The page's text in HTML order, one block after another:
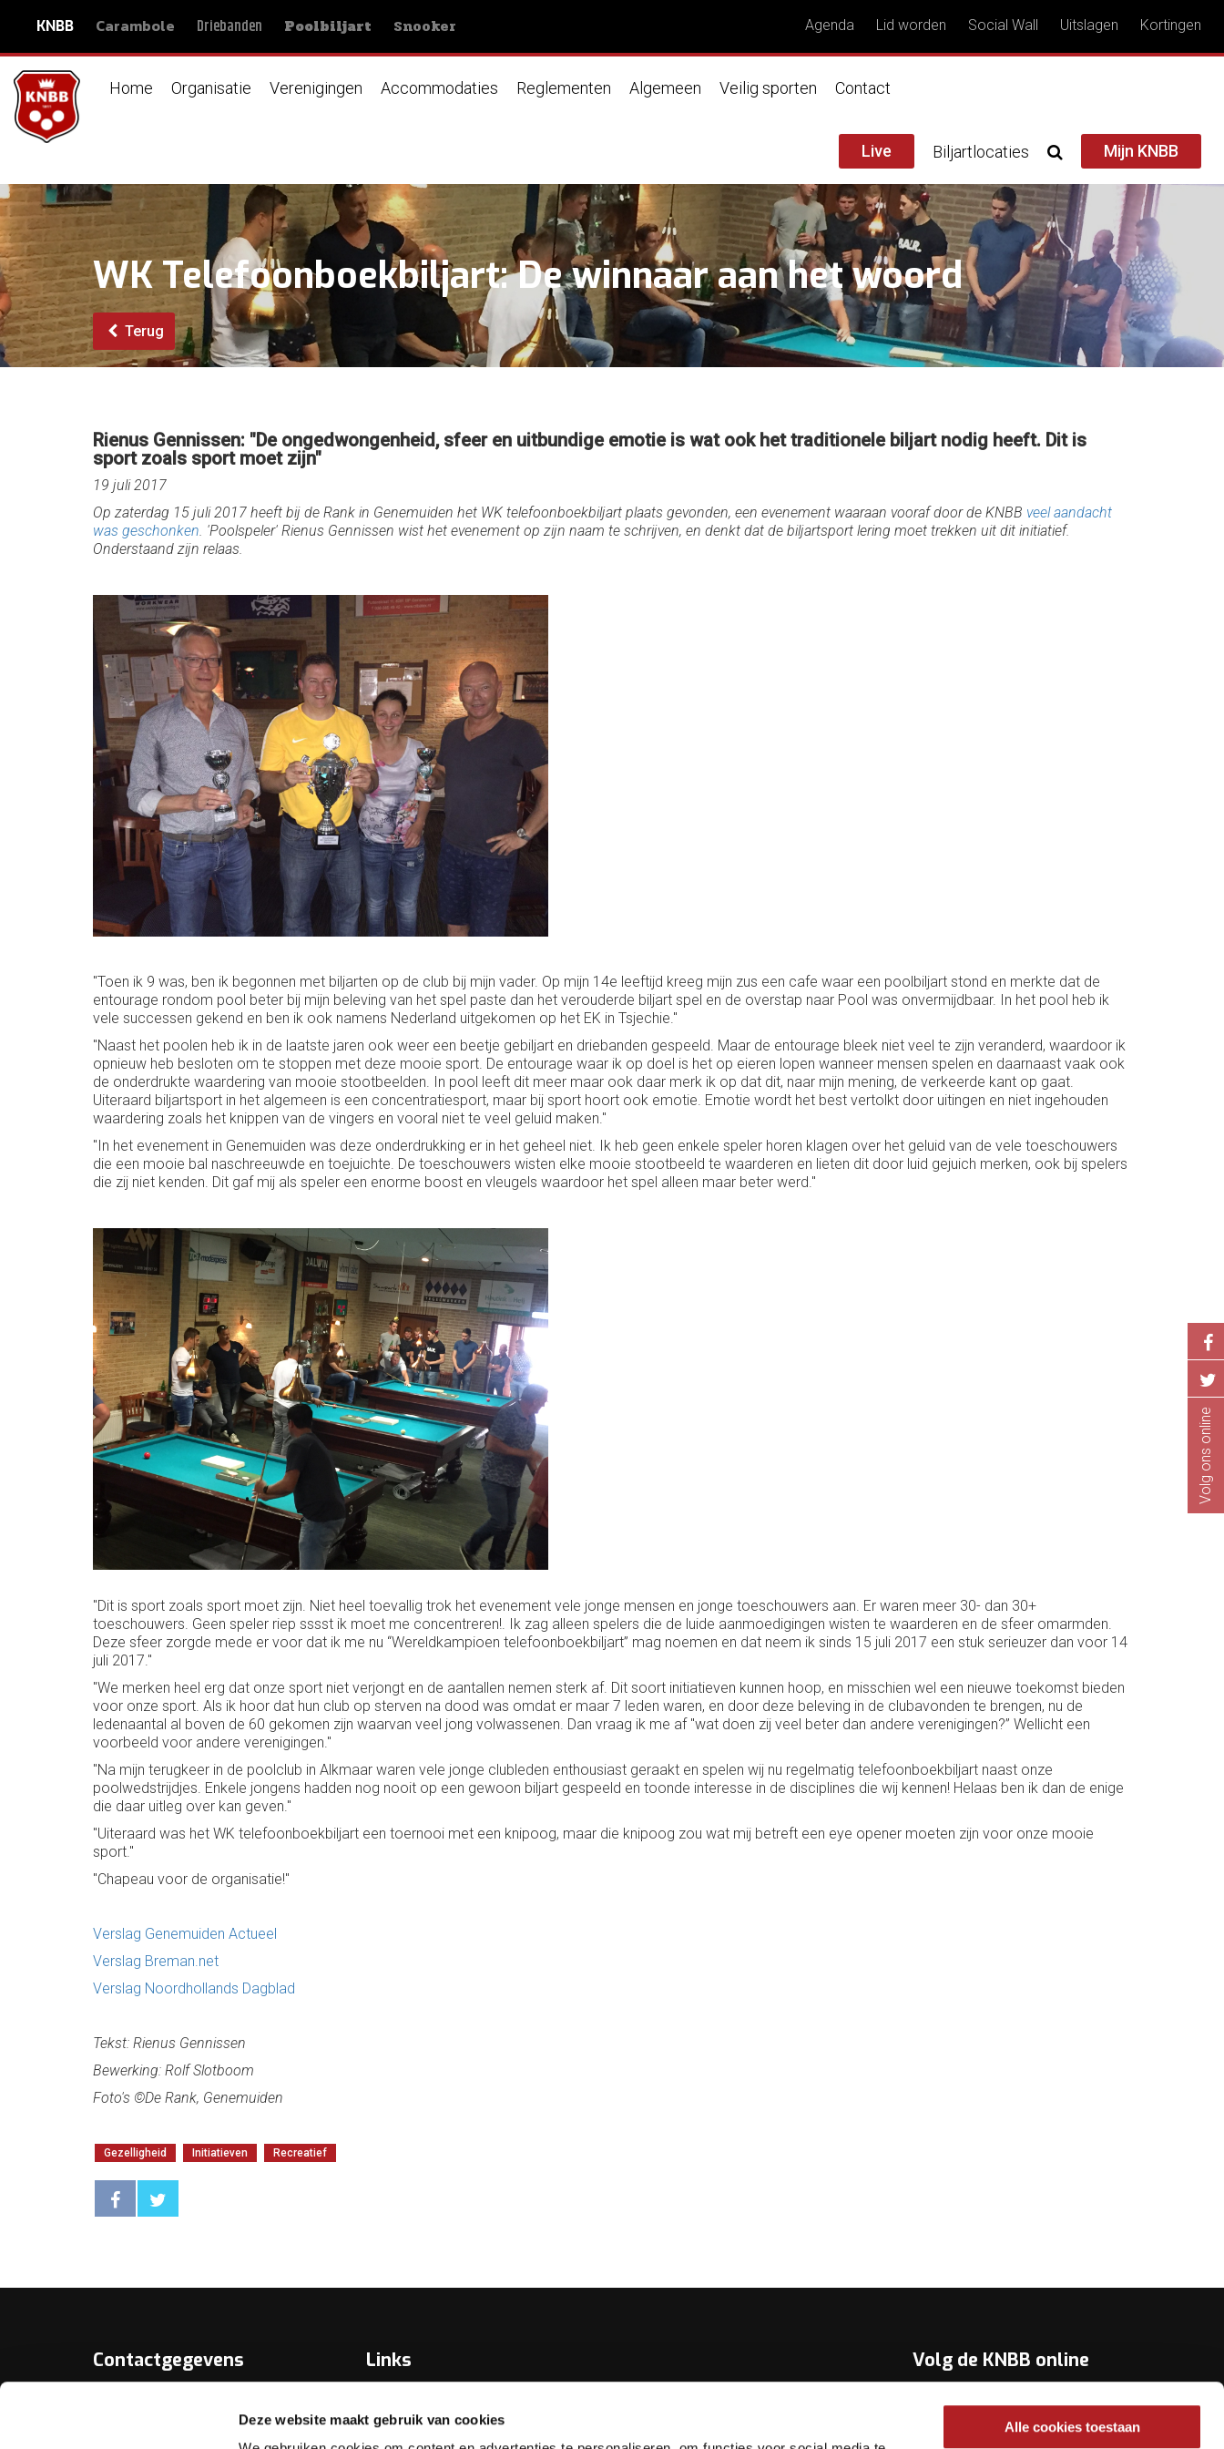
Deze website maakt gebruik van cookies
Alle cookies toestaan
KNBB Carambole Driebanden Poolbiljart Snooker Agenda Lid worden Social Wall Uitslagen Kortingen
Home Organisatie Verenigingen Accommodaties Reglementen Algemeen Veilig sporten Contact
Live Biljartlocaties Mijn KNBB
WK Telefoonboekbiljart: De winnaar aan het woord
Terug
Rienus Gennissen: "De ongedwongenheid, sfeer en uitbundige emotie is wat ook het traditionele biljart nodig heeft. Dit is
sport zoals sport moet zijn"
19 juli 2017
Op zaterdag 15 juli 2017 heeft bij de Rank in Genemuiden het WK telefoonboekbiljart plaats gevonden, een evenement waaraan vooraf door de KNBB veel aandacht
was geschonken. 'Poolspeler' Rienus Gennissen wist het evenement op zijn naam te schrijven, en denkt dat de biljartsport lering moet trekken uit dit initiatief.
Onderstaand zijn relaas.
"Toen ik 9 was, ben ik begonnen met biljarten op de club bij mijn vader. Op mijn 14e leeftijd kreeg mijn zus een cafe waar een poolbiljart stond en merkte dat de
entourage rondom pool beter bij mijn beleving van het spel paste dan het verouderde biljart spel en de overstap naar Pool was onvermijdbaar. In het pool heb ik
vele successen gekend en ben ik ook namens Nederland uitgekomen op het EK in Tsjechie."
"Naast het poolen heb ik in de laatste jaren ook weer een beetje gebiljart en driebanden gespeeld. Maar de entourage bleek niet veel te zijn veranderd, waardoor ik
opnieuw heb besloten om te stoppen met deze mooie sport. De entourage waar ik op doel is het op eieren lopen wanneer mensen spelen en daarnaast vaak ook
de onderdrukte waardering van mooie stootbeelden. In pool leeft dit meer maar ook daar merk ik op dat dit, naar mijn mening, de verkeerde kant op gaat.
Uiteraard biljartsport in het algemeen is een concentratiesport, maar bij sport hoort ook emotie. Emotie wordt het best vertolkt door uitingen en niet ingehouden
waardering zoals het knippen van de vingers en vooral niet te veel geluid maken."
"In het evenement in Genemuiden was deze onderdrukking er in het geheel niet. Ik heb geen enkele speler horen klagen over het geluid van de vele toeschouwers
die een mooie bal naschreeuwde en toejuichte. De toeschouwers wisten elke mooie stootbeeld te waarderen en lieten dit door luid gejuich merken, ook bij spelers
die zij niet kenden. Dit gaf mij als speler een enorme boost en vleugels waardoor het spel alleen maar beter werd."
"Dit is sport zoals sport moet zijn. Niet heel toevallig trok het evenement vele jonge mensen en jonge toeschouwers aan. Er waren meer 30- dan 30+
toeschouwers. Geen speler riep sssst ik moet me concentreren!. Ik zag alleen spelers die de luide aanmoedigingen wisten te waarderen en de sfeer omarmden.
Deze sfeer zorgde mede er voor dat ik me nu “Wereldkampioen telefoonboekbiljart” mag noemen en dat neem ik sinds 15 juli 2017 een stuk serieuzer dan voor 14
juli 2017."
"We merken heel erg dat onze sport niet verjongt en de aantallen nemen sterk af. Dit soort initiatieven kunnen hoop, en misschien wel een nieuwe toekomst bieden
voor onze sport. Als ik hoor dat hun club op sterven na dood was omdat er maar 7 leden waren, en door deze beleving in de clubavonden te brengen, nu de
ledenaantal al boven de 60 gekomen zijn waarvan veel jong volwassenen. Dan vraag ik me af "wat doen zij veel beter dan andere verenigingen?” Wellicht een
voorbeeld voor andere verenigingen."
"Na mijn terugkeer in de poolclub in Alkmaar waren vele jonge clubleden enthousiast geraakt en spelen wij nu regelmatig telefoonboekbiljart naast onze
poolwedstrijdjes. Enkele jongens hadden nog nooit op een gewoon biljart gespeeld en toonde interesse in de disciplines die wij kennen! Helaas ben ik dan de enige
die daar uitleg over kan geven."
"Uiteraard was het WK telefoonboekbiljart een toernooi met een knipoog, maar die knipoog zou wat mij betreft een eye opener moeten zijn voor onze mooie
sport."
"Chapeau voor de organisatie!"
Verslag Genemuiden Actueel
Verslag Breman.net
Verslag Noordhollands Dagblad
Tekst: Rienus Gennissen
Bewerking: Rolf Slotboom
Foto's ©De Rank, Genemuiden
Gezelligheid Initiatieven Recreatief
Volg ons online
Contactgegevens
Koninklijke Nederlandse Biljart
Links
Bondsbureau
Volg de KNBB online